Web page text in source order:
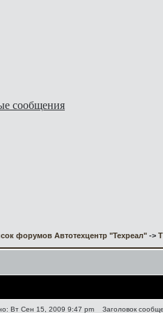
сообщения
форумов Автотехцентр "Техреал" ->
Вт Сен 15, 2009 9:47 pm Заголовок